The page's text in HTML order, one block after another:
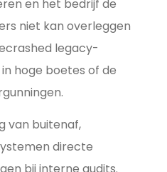
en het bedrijf de
niet kan overleggen
legacy-
hoge boetes of de
van buitenaf,
directe
bij interne audits.